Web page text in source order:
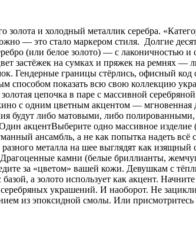
золота и холодный металлик серебра.
— это стало маркером стиля. Долгие
(или белое золото) — с лаконичностью
застёжек на сумках и пряжек на ремнях —
Гендерные границы стёрлись, офисный
показать всю свою коллекцию
цепочка в паре с массивной
с одним цветным акцентом —
будут либо матовыми, либо
акцентВыберите одно массивное изделие
ансамбль, а не как попытка надеть всё
металла на шее выглядят как изящный
камни (белые бриллианты,
за «цветом» вашей кожи. Девушкам с
а золото использует как акцент.
украшений. И наоборот. Не
из эпоксидной смолы. Или